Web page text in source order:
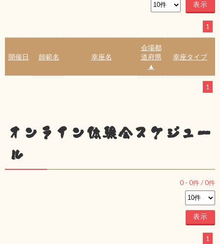
1
開催日 師範名 幸座名
会場都
道府県
▲
幸座タイプ
1
オンライン体験会スケジュー
ル
0 - 0件 /0件
1